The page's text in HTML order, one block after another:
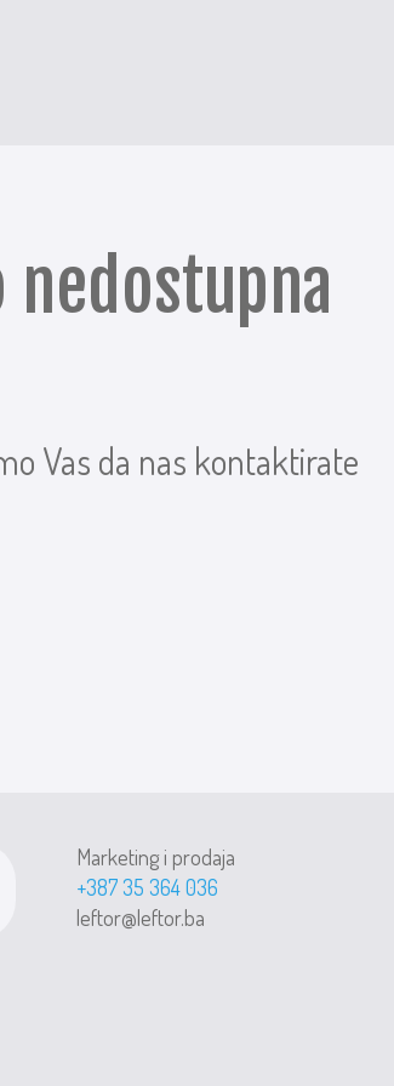
Vas da nas kontaktirate
Marketing i prodaja
+387 35 364 036
leftor@leftor.ba